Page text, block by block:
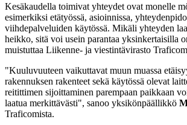
Kesäkaudella toimivat yhteydet ovat monelle
esimerkiksi etätyössä, asioinnissa,
viihdepalveluiden käytössä. Mikäli yhteyden
heikko, sitä voi usein parantaa yksinkertaisilla
muistuttaa Liikenne- ja viestintävirasto
"Kuuluvuuteen vaikuttavat muun muassa
rakennuksen rakenteet sekä käytössä olevat
reitittimen sijoittaminen parempaan paikkaan
laatua merkittävästi", sanoo yksikönpäällikkö
Traficomista.